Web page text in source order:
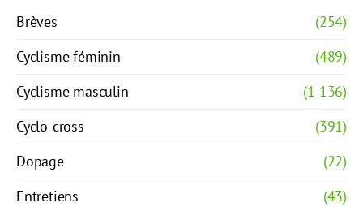
Brèves
(254)
Cyclisme féminin
(489)
Cyclisme masculin
(1 136)
Cyclo-cross
(391)
Dopage
(22)
Entretiens
(43)